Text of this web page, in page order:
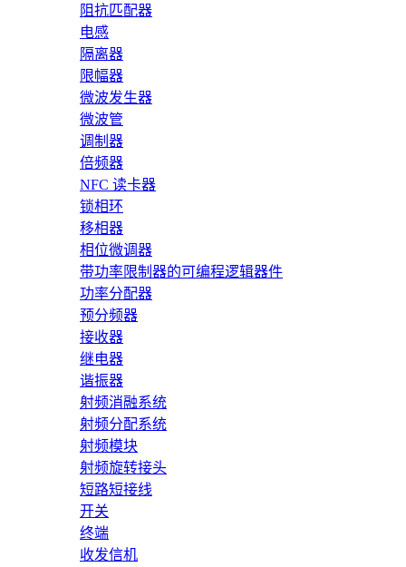
阻抗匹配器
电感
隔离器
限幅器
微波发生器
微波管
调制器
倍频器
NFC 读卡器
锁相环
移相器
相位微调器
带功率限制器的可编程逻辑器件
功率分配器
预分频器
接收器
继电器
谐振器
射频消融系统
射频分配系统
射频模块
射频旋转接头
短路短接线
开关
终端
收发信机